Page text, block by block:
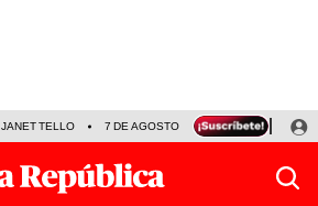
JANET TELLO 7 DE AGOSTO TINKA RESULTADOS